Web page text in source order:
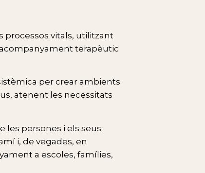
processos vitals, utilitzant
terapèutic
per crear ambients
atenent les necessitats
les persones i els seus
i, de vegades, en
a escoles, famílies,